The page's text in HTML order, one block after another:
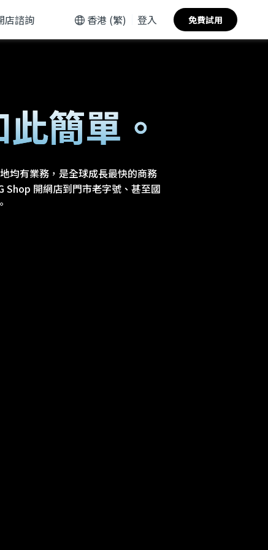
店諮詢 香港 (繁) 登入 免費試用
簡單。
均有業務，是全球成長最快的商務
開網店到門市老字號、甚至國